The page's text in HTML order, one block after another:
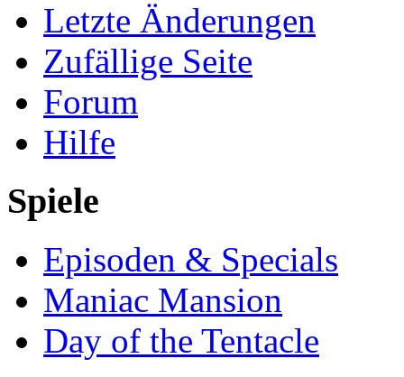
Letzte Änderungen
Zufällige Seite
Forum
Hilfe
Spiele
Episoden & Specials
Maniac Mansion
Day of the Tentacle